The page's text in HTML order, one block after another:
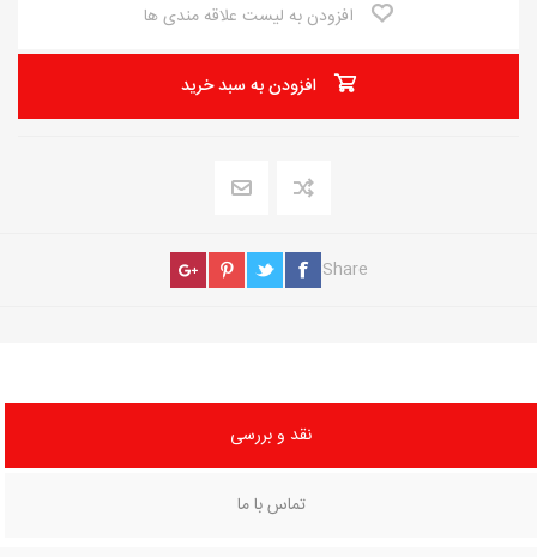
افزودن به لیست علاقه مندی ها
افزودن به سبد خرید
Share
نقد و بررسی
تماس با ما